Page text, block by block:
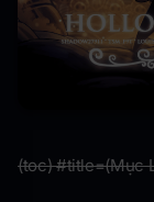
(toc) #title=(Mục